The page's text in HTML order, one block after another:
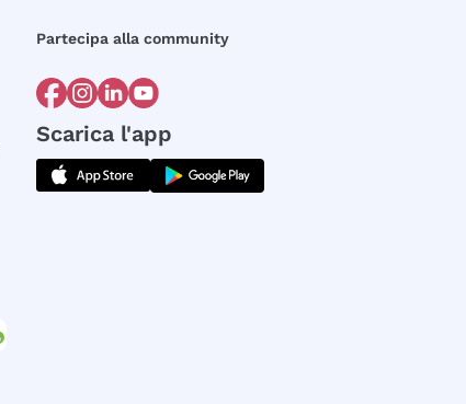
Partecipa alla community
Scarica l'app